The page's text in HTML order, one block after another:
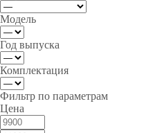
Модель
Год выпуска
Комплектация
Фильтр по параметрам
Цена